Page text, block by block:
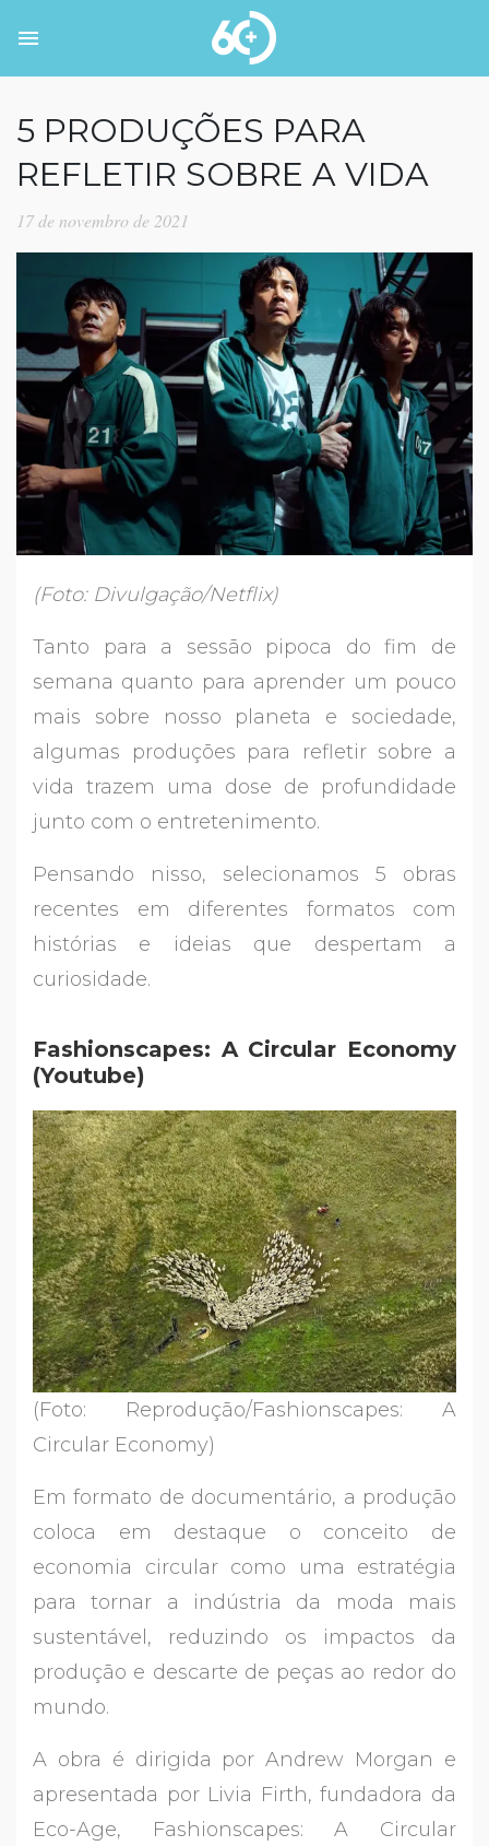
5 PRODUÇÕES PARA
REFLETIR SOBRE A VIDA
17 de novembro de 2021
(Foto: Divulgação/Netflix)
Tanto para a sessão pipoca do fim de
semana quanto para aprender um pouco
mais sobre nosso planeta e sociedade,
algumas produções para refletir sobre a
vida trazem uma dose de profundidade
junto com o entretenimento.
Pensando nisso, selecionamos 5 obras
recentes em diferentes formatos com
histórias e ideias que despertam a
curiosidade.
Fashionscapes: A Circular Economy
(Youtube)
(Foto: Reprodução/Fashionscapes: A
Circular Economy)
Em formato de documentário, a produção
coloca em destaque o conceito de
economia circular como uma estratégia
para tornar a indústria da moda mais
sustentável, reduzindo os impactos da
produção e descarte de peças ao redor do
mundo.
A obra é dirigida por Andrew Morgan e
apresentada por Livia Firth, fundadora da
Eco-Age, Fashionscapes: A Circular